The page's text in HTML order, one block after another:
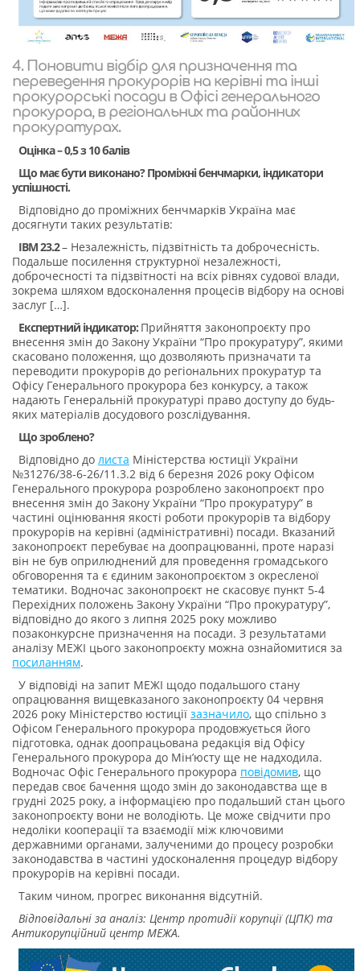
4. Поновити відбір для призначення та
переведення прокурорів на керівні та інші
прокурорські посади в Офісі генерального
прокурора, в регіональних та районних
прокуратурах.
Оцінка – 0,5 з 10 балів
Що має бути виконано? Проміжні бенчмарки, індикатори
успішності.
Відповідно до проміжних бенчмарків Україна має
досягнути таких результатів:
IBM 23.2– Незалежність, підзвітність та доброчесність.
Подальше посилення структурної незалежності,
доброчесності та підзвітності на всіх рівнях судової влади,
зокрема шляхом вдосконалення процесів відбору на основі
заслуг […].
Експертний індикатор: Прийняття законопроєкту про
внесення змін до Закону України “Про прокуратуру”, якими
скасовано положення, що дозволяють призначати та
переводити прокурорів до регіональних прокуратур та
Офісу Генерального прокурора без конкурсу, а також
надають Генеральній прокуратурі право доступу до будь-
яких матеріалів досудового розслідування.
Що зроблено?
Відповідно до листа Міністерства юстиції України
№31276/38-6-26/11.3.2 від 6 березня 2026 року Офісом
Генерального прокурора розроблено законопроєкт про
внесення змін до Закону України “Про прокуратуру” в
частині оцінювання якості роботи прокурорів та відбору
прокурорів на керівні (адміністративні) посади. Вказаний
законопроєкт перебуває на доопрацюванні, проте наразі
він не був оприлюднений для проведення громадського
обговорення та є єдиним законопроєктом з окресленої
тематики. Водночас законопроєкт не скасовує пункт 5-4
Перехідних положень Закону України “Про прокуратуру”,
відповідно до якого з липня 2025 року можливо
позаконкурсне призначення на посади. З результатами
аналізу МЕЖІ цього законопроєкту можна ознайомитися за
посиланням.
У відповіді на запит МЕЖІ щодо подальшого стану
опрацювання вищевказаного законопроєкту 04 червня
2026 року Міністерство юстиції зазначило, що спільно з
Офісом Генерального прокурора продовжується його
підготовка, однак доопрацьована редакція від Офісу
Генерального прокурора до Мін’юсту ще не надходила.
Водночас Офіс Генерального прокурора повідомив, що
передав своє бачення щодо змін до законодавства ще в
грудні 2025 року, а інформацією про подальший стан цього
законопроєкту вони не володіють. Це може свідчити про
недоліки кооперації та взаємодії між ключовими
державними органами, залученими до процесу розробки
законодавства в частині удосконалення процедур відбору
прокурорів на керівні посади.
Таким чином, прогрес виконання відсутній.
Відповідальні за аналіз: Центр протидії корупції (ЦПК) та
Антикорупційний центр МЕЖА.